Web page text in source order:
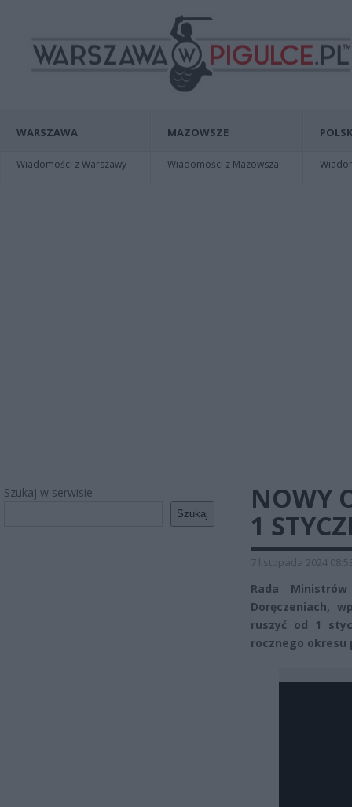
WARSZAWA
Wiadomości z Warszawy
MAZOWSZE
Wiadomości z Mazowsza
Szukaj w serwisie
Szukaj
NOWY
1
7 listopada 2024
Rada
Doręczeniach,
ruszyć od 1
rocznego okresu